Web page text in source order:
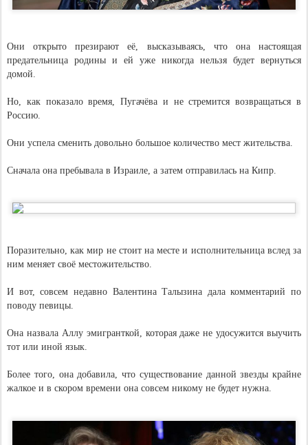
Они открыто презирают её, высказываясь, что она настоящая
предательница родины и ей уже никогда нельзя будет вернуться
домой.
Но, как показало время, Пугачёва и не стремится возвращаться в
Россию.
Они успела сменить довольно большое количество мест жительства.
Сначала она пребывала в Израиле, а затем отправилась на Кипр.
Поразительно, как мир не стоит на месте и исполнительница вслед за
ним меняет своё местожительство.
И вот, совсем недавно Валентина Талызина дала комментарий по
поводу певицы.
Она назвала Аллу эмигранткой, которая даже не удосужится выучить
тот или иной язык.
Более того, она добавила, что существование данной звезды крайне
жалкое и в скором времени она совсем никому не будет нужна.